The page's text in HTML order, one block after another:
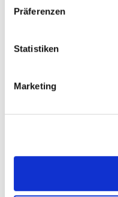
Präferenzen
Statistiken
Marketing
Führungspraxis – Impulse für
Speakerin